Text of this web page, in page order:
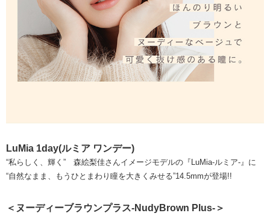
LuMia 1day(ルミア ワンデー)
“私らしく、輝く” 森絵梨佳さんイメージモデルの『LuMia-ルミア-』に
“自然なまま、もうひとまわり瞳を大きくみせる”14.5mmが登場!!
＜ヌーディーブラウンプラス-NudyBrown Plus-＞